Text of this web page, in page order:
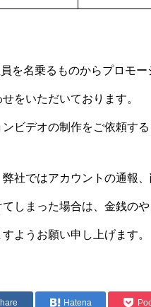
を名乗るものからプロモ
をいただいております。
ビデオの制作をご依頼する
社ではアカウントの通報
しまった場合は、金銭の
ようお願い申し上げます。
Hatena